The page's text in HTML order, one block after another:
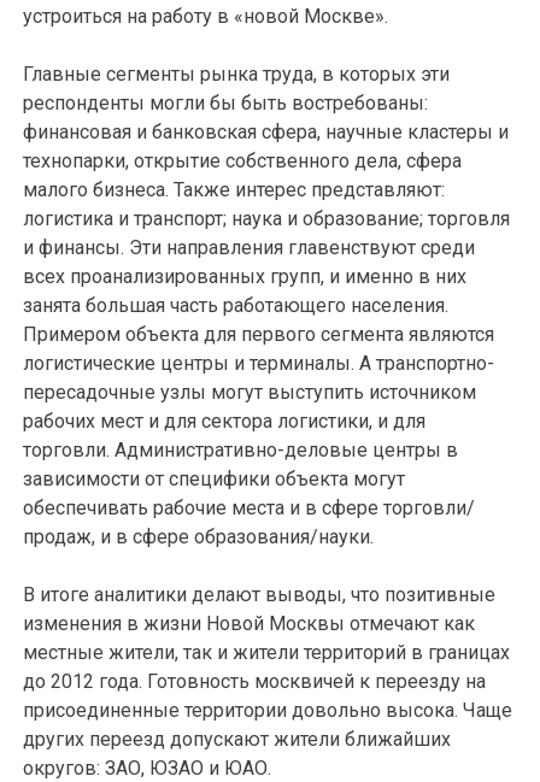
устроиться на работу в «новой Москве».
Главные сегменты рынка труда, в которых эти
респонденты могли бы быть востребованы:
финансовая и банковская сфера, научные кластеры и
технопарки, открытие собственного дела, сфера
малого бизнеса. Также интерес представляют:
логистика и транспорт; наука и образование; торговля
и финансы. Эти направления главенствуют среди
всех проанализированных групп, и именно в них
занята большая часть работающего населения.
Примером объекта для первого сегмента являются
логистические центры и терминалы. А транспортно-
пересадочные узлы могут выступить источником
рабочих мест и для сектора логистики, и для
торговли. Административно-деловые центры в
зависимости от специфики объекта могут
обеспечивать рабочие места и в сфере торговли/
продаж, и в сфере образования/науки.
В итоге аналитики делают выводы, что позитивные
изменения в жизни Новой Москвы отмечают как
местные жители, так и жители территорий в границах
до 2012 года. Готовность москвичей к переезду на
присоединенные территории довольно высока. Чаще
других переезд допускают жители ближайших
округов: ЗАО, ЮЗАО и ЮАО.